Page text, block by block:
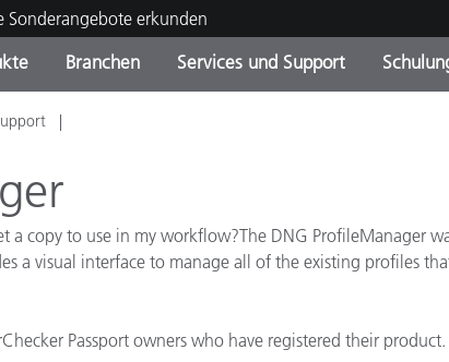
Sonderangebote erkunden
Online Store
Branchen
und Lacke
Verbrauchsgüter
Services und Support
und Wartung
Top Downloads
a copy to use in my workflow?The DNG ProfileManager
a visual interface to manage all of the existing profiles
Passport owners who have registered their product.